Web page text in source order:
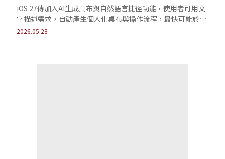
iOS 27傳加入AI生成桌布與自然語言捷徑功能，使用者可用文
字描述需求，自動產生個人化桌布與操作流程，最快可能於
WWDC 2026亮相。
2026.05.28